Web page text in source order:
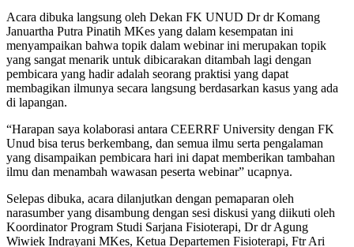
Acara dibuka langsung oleh Dekan FK UNUD Dr dr Komang
Januartha Putra Pinatih MKes yang dalam kesempatan ini
menyampaikan bahwa topik dalam webinar ini merupakan topik
yang sangat menarik untuk dibicarakan ditambah lagi dengan
pembicara yang hadir adalah seorang praktisi yang dapat
membagikan ilmunya secara langsung berdasarkan kasus yang ada
di lapangan.
“Harapan saya kolaborasi antara CEERRF University dengan FK
Unud bisa terus berkembang, dan semua ilmu serta pengalaman
yang disampaikan pembicara hari ini dapat memberikan tambahan
ilmu dan menambah wawasan peserta webinar” ucapnya.
Selepas dibuka, acara dilanjutkan dengan pemaparan oleh
narasumber yang disambung dengan sesi diskusi yang diikuti oleh
Koordinator Program Studi Sarjana Fisioterapi, Dr dr Agung
Wiwiek Indrayani MKes, Ketua Departemen Fisioterapi, Ftr Ari